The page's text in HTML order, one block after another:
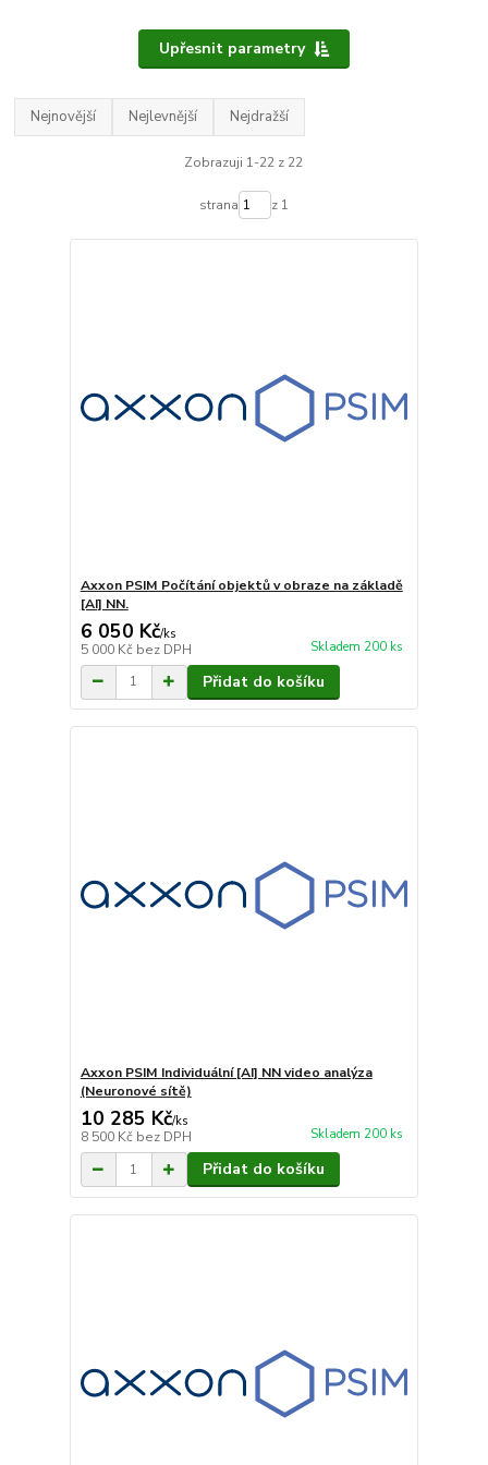
Upřesnit parametry
Nejnovější Nejlevnější Nejdražší
Zobrazuji 1-22 z 22
strana z 1
Axxon PSIM Počítání objektů v obraze na základě
[AI] NN.
6 050 Kč/ks
5 000 Kč bez DPH Skladem 200 ks
Přidat do košíku
Axxon PSIM Individuální [AI] NN video analýza
(Neuronové sítě)
10 285 Kč/ks
8 500 Kč bez DPH Skladem 200 ks
Přidat do košíku